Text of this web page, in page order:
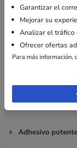
Un sobre
documentos de
Este sobre depapel
los documentos
aduanera, etc.
documentos
Adhesivo
Garantizar el
Mejorar su
Analizar el
Ofrecer ofertas
Para más información,